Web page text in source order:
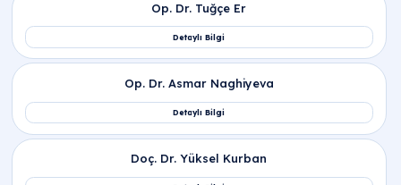
Hsg Ne Demek ve Hangi Durumlarda Çekilir?